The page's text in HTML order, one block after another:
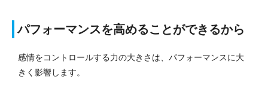
パフォーマンスを高めることができるから
感情をコントロールする力の大きさは、パフォーマンスに大
きく影響します。